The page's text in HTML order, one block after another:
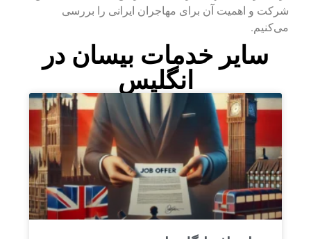
شرکت و اهمیت آن برای مهاجران ایرانی را بررسی
می‌کنیم.
سایر خدمات بیسان در
انگلیس